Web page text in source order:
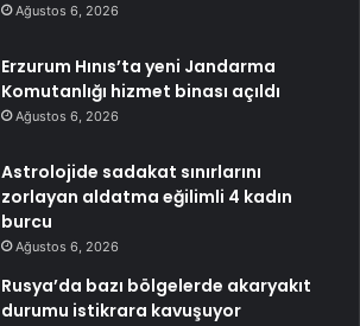
Ağustos 6, 2026
Erzurum Hınıs’ta yeni Jandarma
Komutanlığı hizmet binası açıldı
Ağustos 6, 2026
Astrolojide sadakat sınırlarını
zorlayan aldatma eğilimli 4 kadın
burcu
Ağustos 6, 2026
Rusya’da bazı bölgelerde akaryakıt
durumu istikrara kavuşuyor